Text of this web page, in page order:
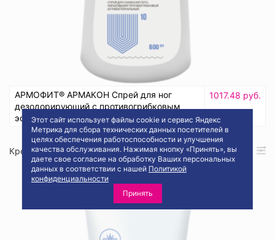
Этот сайт использует файлы cookie и сервис Яндекс
Метрика для сбора технических данных посетителей в
целях обеспечения работоспособности и улучшения
качества обслуживания. Нажимая кнопку «Принять», вы
даете свое согласие на обработку Ваших персональных
данных в соответствии с нашей Политикой
конфиденциальности
Принять
АРМОФИТ® АРМАКОН Спрей для ног
дезодорирующий с противогрибковым
эффектом, триггер 600 мл
1017.48 руб.
Кре222